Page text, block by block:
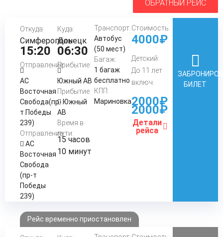
ОБРАТНЫЙ РЕЙС
Откуда:
Симферополь
15:20
Отправление:
АС
Восточная
Свобода(пр-
т Победы
239)
Отправление:
АС
Восточная
Свобода
(пр-т
Победы
239)
Куда:
Донецк
06:30
Прибытие:
Южный АВ
Прибытие:
Южный
АВ
Время в
пути:
15 часов
10 минут
Транспорт:
Автобус
(50 мест)
Багаж:
1 багаж
бесплатно
КПП:
Мариновка
Стоимость:
4000₽
Детский:
До 11 лет
включ.
2000₽
2000₽
Детали
рейса
БИЛЕТ
Рейс временно приостановлен